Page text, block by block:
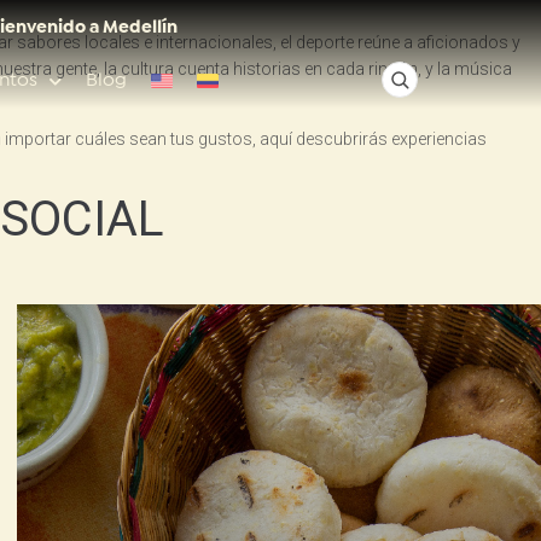
a Medellín
Blog
✕
Anfitriones de ciudad
sabores locales e internacionales, el deporte reúne a aficionados y
gente, la cultura cuenta historias en cada rincón, y la música
cuáles sean tus gustos, aquí descubrirás experiencias
SOCIAL